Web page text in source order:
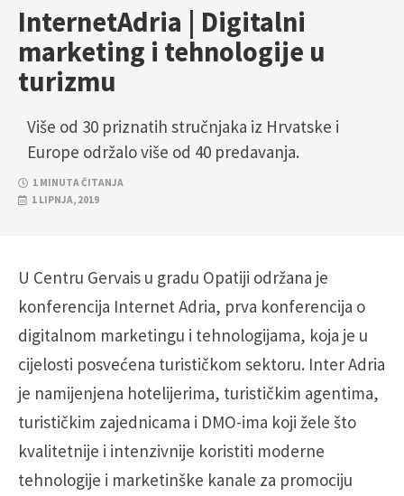
InternetAdria | Digitalni
marketing i tehnologije u
turizmu
Više od 30 priznatih stručnjaka iz Hrvatske i
Europe održalo više od 40 predavanja.
1 MINUTA ČITANJA
1 LIPNJA, 2019
U Centru Gervais u gradu Opatiji održana je
konferencija Internet Adria, prva konferencija o
digitalnom marketingu i tehnologijama, koja je u
cijelosti posvećena turističkom sektoru. Inter Adria
je namijenjena hotelijerima, turističkim agentima,
turističkim zajednicama i DMO-ima koji žele što
kvalitetnije i intenzivnije koristiti moderne
tehnologije i marketinške kanale za promociju